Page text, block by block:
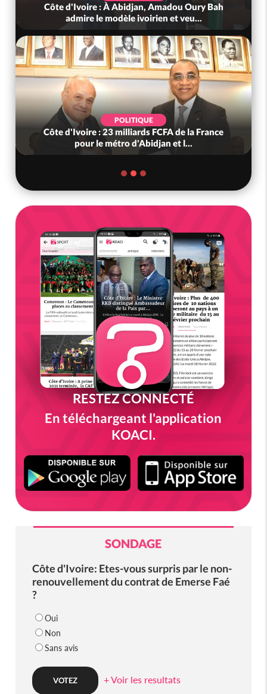
Côte d'Ivoire : À Abidjan, Amadou Oury Bah
admire le modèle ivoirien et veu...
POLITIQUE
Côte d'Ivoire : 23 milliards FCFA de la France
pour le métro d'Abidjan et l...
RESTEZ CONNECTÉ
En téléchargeant l'application
KOACI.
SONDAGE
Côte d'Ivoire: Etes-vous surpris par le non-
renouvellement du contrat de Emerse Faé
?
Oui
Non
Sans avis
+ Voir les resultats